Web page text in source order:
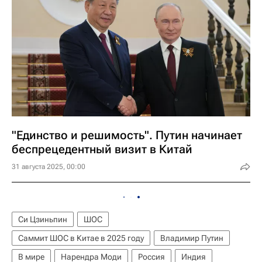
"Единство и решимость". Путин начинает
беспрецедентный визит в Китай
31 августа 2025, 00:00
Си Цзиньпин
ШОС
Саммит ШОС в Китае в 2025 году
Владимир Путин
В мире
Нарендра Моди Россия
Индия